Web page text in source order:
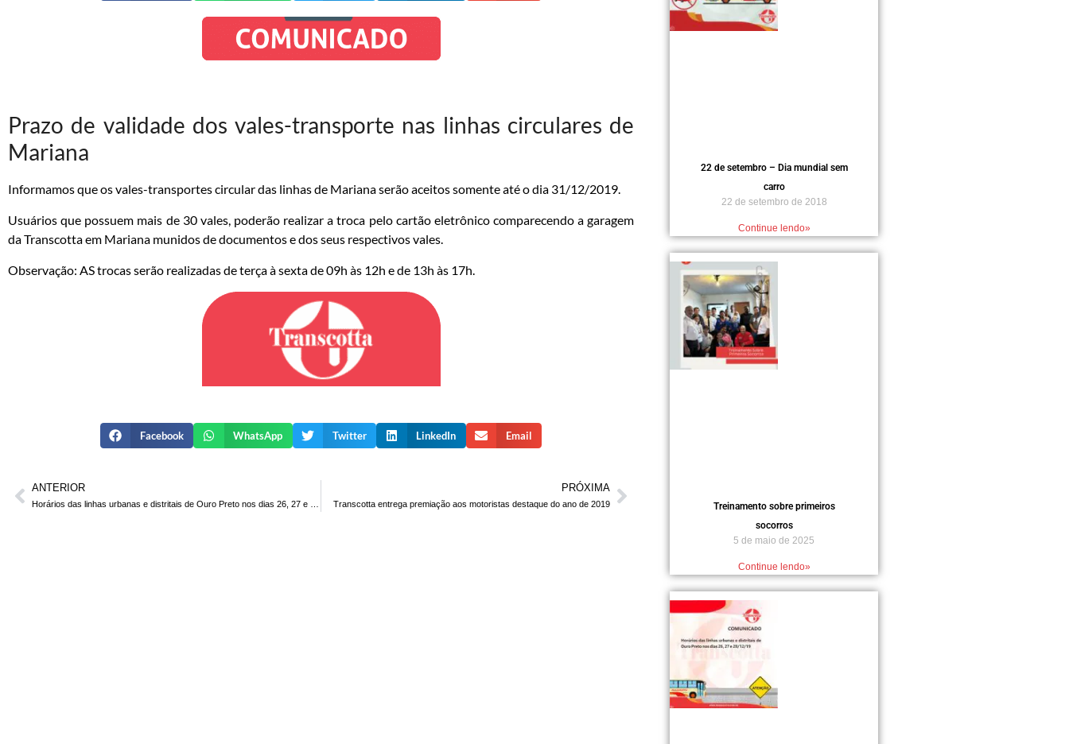
Prazo de validade dos vales-transporte nas linhas circulares de
Mariana
Informamos que os vales-transportes circular das linhas de Mariana serão aceitos somente até o dia 31/12/2019.
Usuários que possuem mais de 30 vales, poderão realizar a troca pelo cartão eletrônico comparecendo a garagem
da Transcotta em Mariana munidos de documentos e dos seus respectivos vales.
Observação: AS trocas serão realizadas de terça à sexta de 09h às 12h e de 13h às 17h.
Facebook WhatsApp Twitter LinkedIn Email
ANTERIOR PRÓXIMA
Transcotta entrega premiação aos motoristas destaque do ano de 2019
22 de setembro – Dia mundial sem
carro
22 de setembro de 2018
Continue lendo»
Treinamento sobre primeiros
socorros
5 de maio de 2025
Continue lendo»